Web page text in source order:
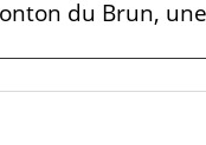
du Brun,